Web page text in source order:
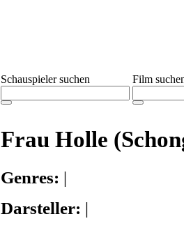
Schauspieler suchen Film
Frau Holle
Genres: |
Darsteller: |